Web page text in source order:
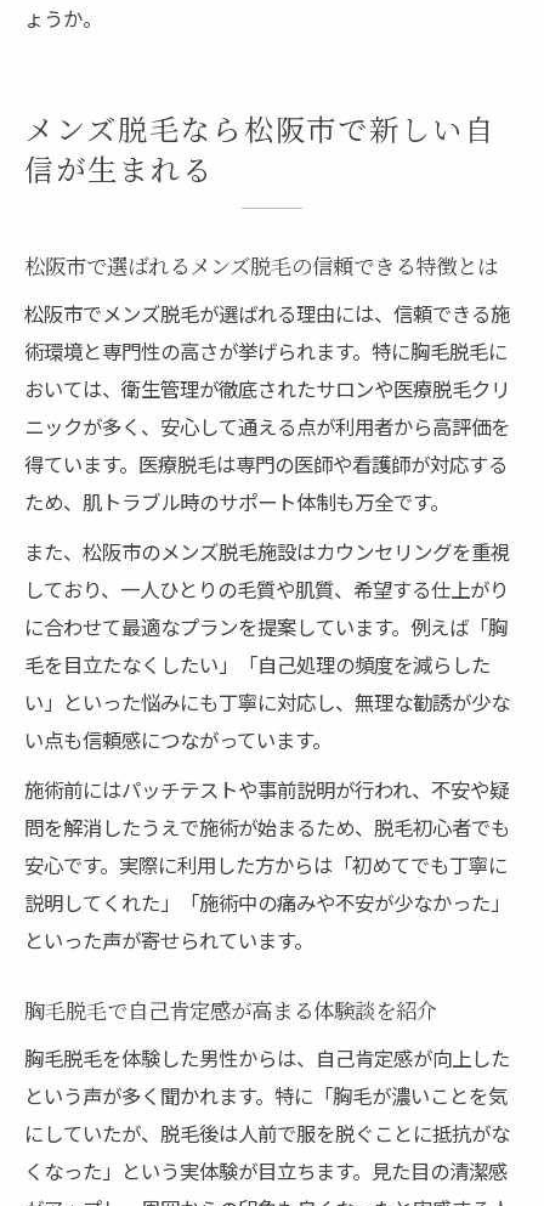
ょうか。
メンズ脱毛なら松阪市で新しい自
信が生まれる
松阪市で選ばれるメンズ脱毛の信頼できる特徴とは
松阪市でメンズ脱毛が選ばれる理由には、信頼できる施
術環境と専門性の高さが挙げられます。特に胸毛脱毛に
おいては、衛生管理が徹底されたサロンや医療脱毛クリ
ニックが多く、安心して通える点が利用者から高評価を
得ています。医療脱毛は専門の医師や看護師が対応する
ため、肌トラブル時のサポート体制も万全です。
また、松阪市のメンズ脱毛施設はカウンセリングを重視
しており、一人ひとりの毛質や肌質、希望する仕上がり
に合わせて最適なプランを提案しています。例えば「胸
毛を目立たなくしたい」「自己処理の頻度を減らした
い」といった悩みにも丁寧に対応し、無理な勧誘が少な
い点も信頼感につながっています。
施術前にはパッチテストや事前説明が行われ、不安や疑
問を解消したうえで施術が始まるため、脱毛初心者でも
安心です。実際に利用した方からは「初めてでも丁寧に
説明してくれた」「施術中の痛みや不安が少なかった」
といった声が寄せられています。
胸毛脱毛で自己肯定感が高まる体験談を紹介
胸毛脱毛を体験した男性からは、自己肯定感が向上した
という声が多く聞かれます。特に「胸毛が濃いことを気
にしていたが、脱毛後は人前で服を脱ぐことに抵抗がな
くなった」という実体験が目立ちます。見た目の清潔感